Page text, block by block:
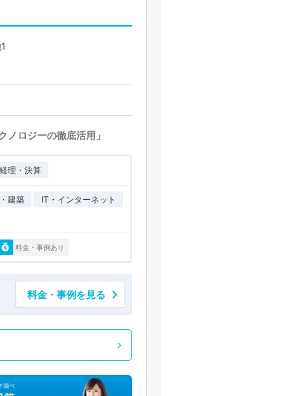
ノロジーの徹底活用」
経理・決算
建築
IT・インターネット
料金・事例あり
料金・事例を見る